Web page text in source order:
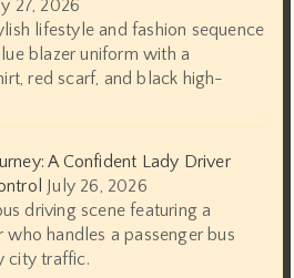
27, 2026
lifestyle and fashion sequence
blazer uniform with a
red scarf, and black high-
A Confident Lady Driver
July 26, 2026
driving scene featuring a
handles a passenger bus
city traffic.